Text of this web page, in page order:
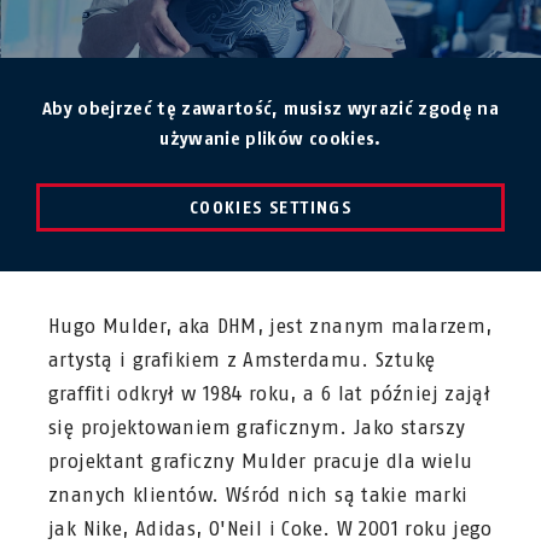
Aby obejrzeć tę zawartość, musisz wyrazić zgodę na
używanie plików cookies.
COOKIES SETTINGS
Hugo Mulder, aka DHM, jest znanym malarzem,
artystą i grafikiem z Amsterdamu. Sztukę
graffiti odkrył w 1984 roku, a 6 lat później zajął
się projektowaniem graficznym. Jako starszy
projektant graficzny Mulder pracuje dla wielu
znanych klientów. Wśród nich są takie marki
jak Nike, Adidas, O'Neil i Coke. W 2001 roku jego